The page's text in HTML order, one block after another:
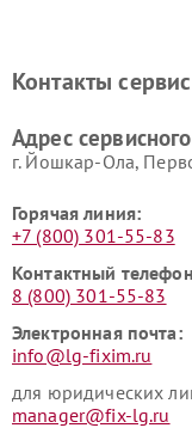
Ремонт
Контакты
Адрес
г. Йошкар-Ола,
Горячая линия:
+7 (800) 301-55-83
Контактный
8 (800) 301-55-83
Электронная почта:
info@lg-fixim.ru
для юридических
manager@fix-lg.ru